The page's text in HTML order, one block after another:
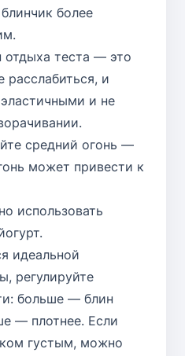
более
отдыха теста — это
расслабиться, и
и не
средний огонь —
может привести к
использовать
идеальной
регулируйте
больше — блин
— плотнее. Если
густым, можно